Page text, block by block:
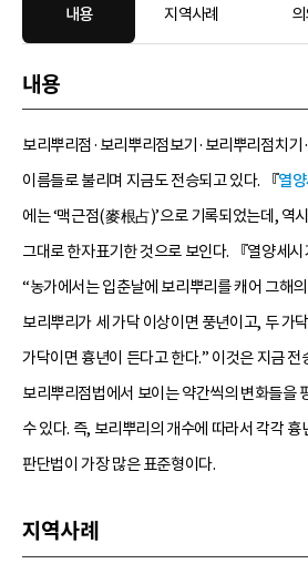
내용 지역사례 의
내용
보리뿌리점·보리뿌리점보기·보리뿌리점치
이름들로 불리며 지금도 전승되고 있다. 『열양
에는 ‘맥근점(麥根占)’으로 기록되었는데, 역
그대로 한자표기한 것으로 보인다. 『열양세
“농가에서는 입춘날에 보리뿌리를 캐어 그해
보리뿌리가 세 가닥 이상이면 풍년이고, 두 가
가닥이면 흉년이 든다고 한다.” 이것은 지금 전
보리뿌리점법에서 보이는 약간씩의 변화들을
수 있다. 즉, 보리뿌리의 개수에 따라서 각각
판단법이 가장 많은 표준형이다.
지역사례